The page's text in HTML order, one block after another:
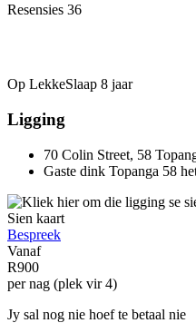
Resensies 36
Op LekkeSlaap 8 jaar
Ligging
70 Colin Street, 58
Gaste dink Topanga 58
Sien kaart
Bespreek
Vanaf
R900
per nag (plek vir 4)
Jy sal nog nie hoef te betaal nie